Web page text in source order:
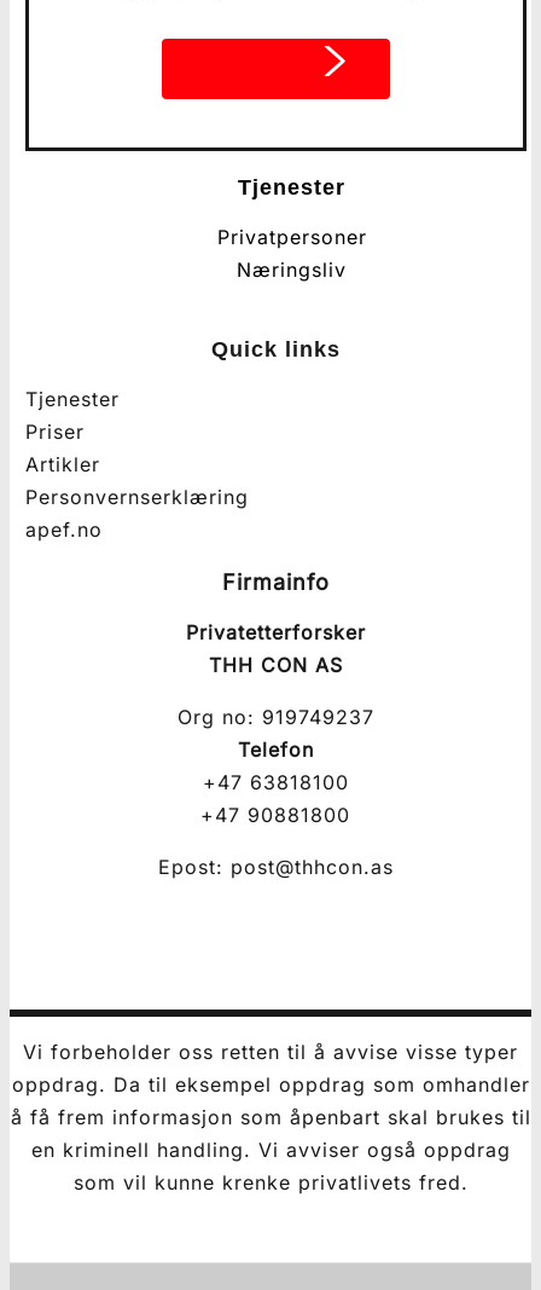
Tjenester
Privatpersoner
Næringsliv
Quick links
Tjenester
Priser
Artikler
Personvernserklæring
apef.no
Firmainfo
Privatetterforsker
THH CON AS
Org no: 919749237
Telefon
+47 63818100
+47 90881800
Epost: post@thhcon.as
Vi forbeholder oss retten til å avvise visse typer
oppdrag. Da til eksempel oppdrag som omhandler
å få frem informasjon som åpenbart skal brukes til
en kriminell handling. Vi avviser også oppdrag
som vil kunne krenke privatlivets fred.